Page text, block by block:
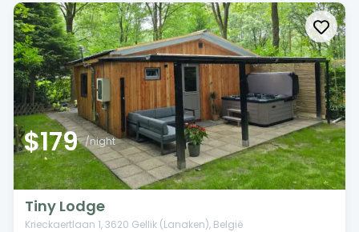
$179 /night
Tiny Lodge
Krieckaertlaan 1, 3620 Gellik (Lanaken), België